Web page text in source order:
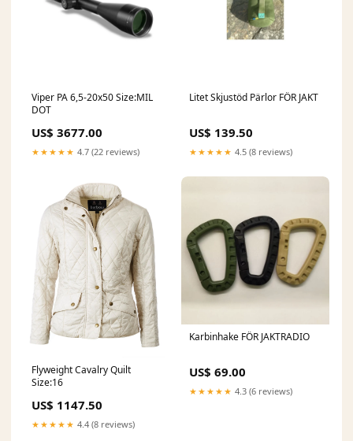
Viper PA 6,5-20x50 Size:MIL
DOT
US$ 3677.00
★★★★★ 4.7 (22 reviews)
Litet Skjustöd Pärlor FÖR JAKT
US$ 139.50
★★★★★ 4.5 (8 reviews)
Flyweight Cavalry Quilt
Size:16
US$ 1147.50
★★★★★ 4.4 (8 reviews)
Karbinhake FÖR JAKTRADIO
US$ 69.00
★★★★★ 4.3 (6 reviews)